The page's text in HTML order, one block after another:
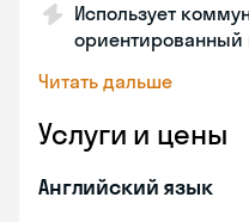
Использует
ориентированный
Читать дальше
Услуги и цены
Английский язык